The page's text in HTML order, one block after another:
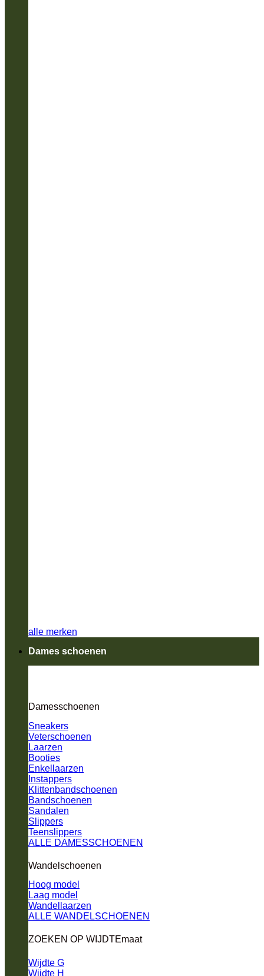
alle merken
Dames schoenen
Damesschoenen
Sneakers
Veterschoenen
Laarzen
Booties
Enkellaarzen
Instappers
Klittenbandschoenen
Bandschoenen
Sandalen
Slippers
Teenslippers
ALLE DAMESSCHOENEN
Wandelschoenen
Hoog model
Laag model
Wandellaarzen
ALLE WANDELSCHOENEN
ZOEKEN OP WIJDTEmaat
Wijdte G
Wijdte H